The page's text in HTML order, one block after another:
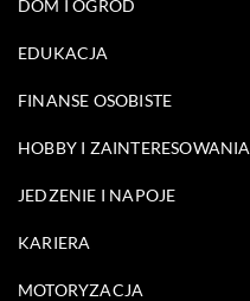
DOM I OGRÓD
EDUKACJA
FINANSE OSOBISTE
HOBBY I ZAINTERESOWANIA
JEDZENIE I NAPOJE
KARIERA
MOTORYZACJA